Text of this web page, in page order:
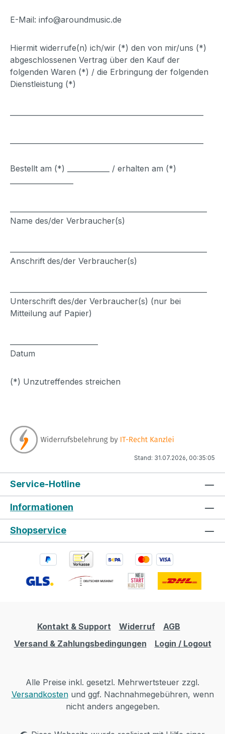
E-Mail: info@aroundmusic.de
Hiermit widerrufe(n) ich/wir (*) den von mir/uns (*)
abgeschlossenen Vertrag über den Kauf der
folgenden Waren (*) / die Erbringung der folgenden
Dienstleistung (*)
Bestellt am (*) ____________ / erhalten am (*)
Name des/der Verbraucher(s)
Anschrift des/der Verbraucher(s)
Unterschrift des/der Verbraucher(s) (nur bei
Mitteilung auf Papier)
Datum
(*) Unzutreffendes streichen
Stand: 31.07.2026, 00:35:05
Service-Hotline
Informationen
Shopservice
Kontakt & Support Widerruf
AGB
Versand & Zahlungsbedingungen
Login / Logout
Alle Preise inkl. gesetzl. Mehrwertsteuer zzgl.
Versandkostenund ggf. Nachnahmegebühren, wenn
nicht anders angegeben.